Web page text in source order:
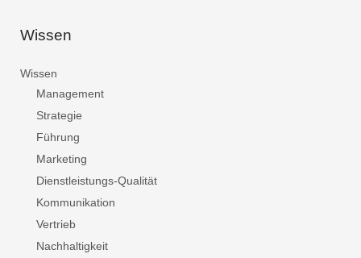
Wissen
Wissen
Management
Strategie
Führung
Marketing
Dienstleistungs-Qualität
Kommunikation
Vertrieb
Nachhaltigkeit